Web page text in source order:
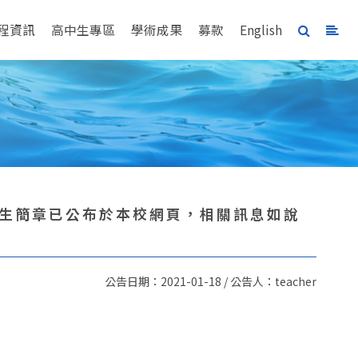
資訊 高中生專區 學術成果 募款 English
章已公布於本校網頁，相關訊息如說
公告日期：2021-01-18 / 公告人：teacher